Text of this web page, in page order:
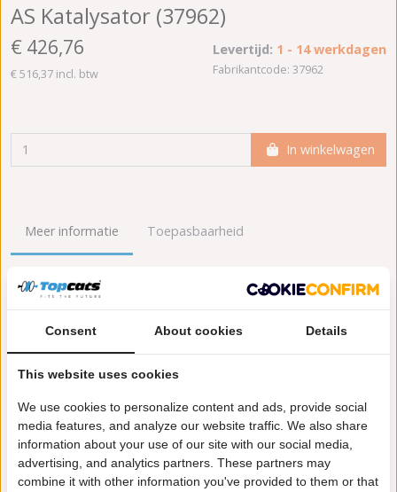
AS Katalysator (37962)
€ 426,76
€ 516,37 incl. btw
Levertijd: 1 - 14 werkdagen
Fabrikantcode: 37962
In winkelwagen
Meer informatie Toepasbaarheid
Origineel nummers
Lengte [mm]:
Emissienorm:
Conform EG/ECE:
Consent About cookies Details
This website uses cookies
We use cookies to personalize content and ads, provide social
media features, and analyze our website traffic. We also share
information about your use of our site with our social media,
advertising, and analytics partners. These partners may
combine it with other information you've provided to them or that